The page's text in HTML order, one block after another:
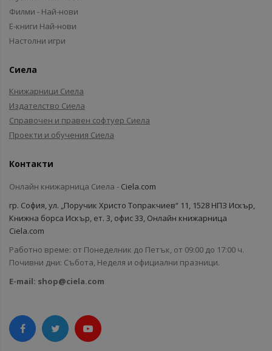
Филми - Най-нови
Е-книги Най-нови
Настолни игри
Сиела
Книжарници Сиела
Издателство Сиела
Справочен и правен софтуер Сиела
Проекти и обучения Сиела
Контакти
Онлайн книжарница Сиела - Ciela.com
гр. София, ул. „Поручик Христо Топракчиев“ 11, 1528 НПЗ Искър,
Книжна борса Искър, ет. 3, офис 33, Онлайн книжарница
Ciela.com
Работно време: от Понеделник до Петък, от 09:00 до 17:00 ч.
Почивни дни: Събота, Неделя и официални празници.
E-mail: shop@ciela.com